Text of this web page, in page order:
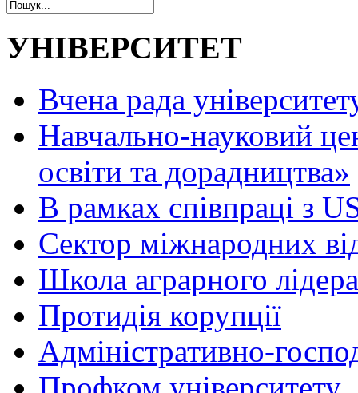
УНІВЕРСИТЕТ
Вчена рада
Навчально-науковий
освіти та дорадництва»
В рамках співпраці з
Сектор міжнародних
Школа аграрного лідера
Протидія корупції
Адміністративно-